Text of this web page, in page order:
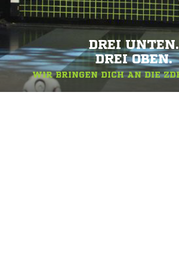
DREI UNTEN.
DREI OBEN.
WIR BRINGEN DICH AN DIE